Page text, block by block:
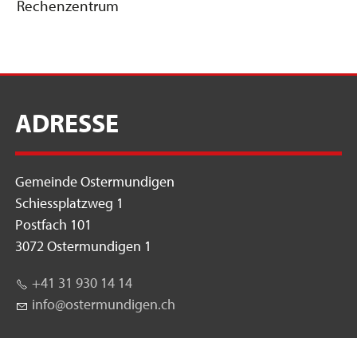
Rechenzentrum
ADRESSE
Gemeinde Ostermundigen
Schiessplatzweg 1
Postfach 101
3072 Ostermundigen 1
+41 31 930 14 14
nf
st rm nd g n ch